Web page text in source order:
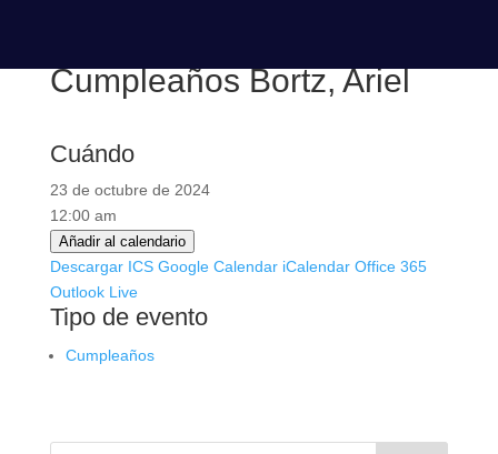
Cumpleaños Bortz, Ariel
Cuándo
23 de octubre de 2024
12:00 am
Añadir al calendario
Descargar ICS Google Calendar iCalendar Office 365
Outlook Live
Tipo de evento
Cumpleaños